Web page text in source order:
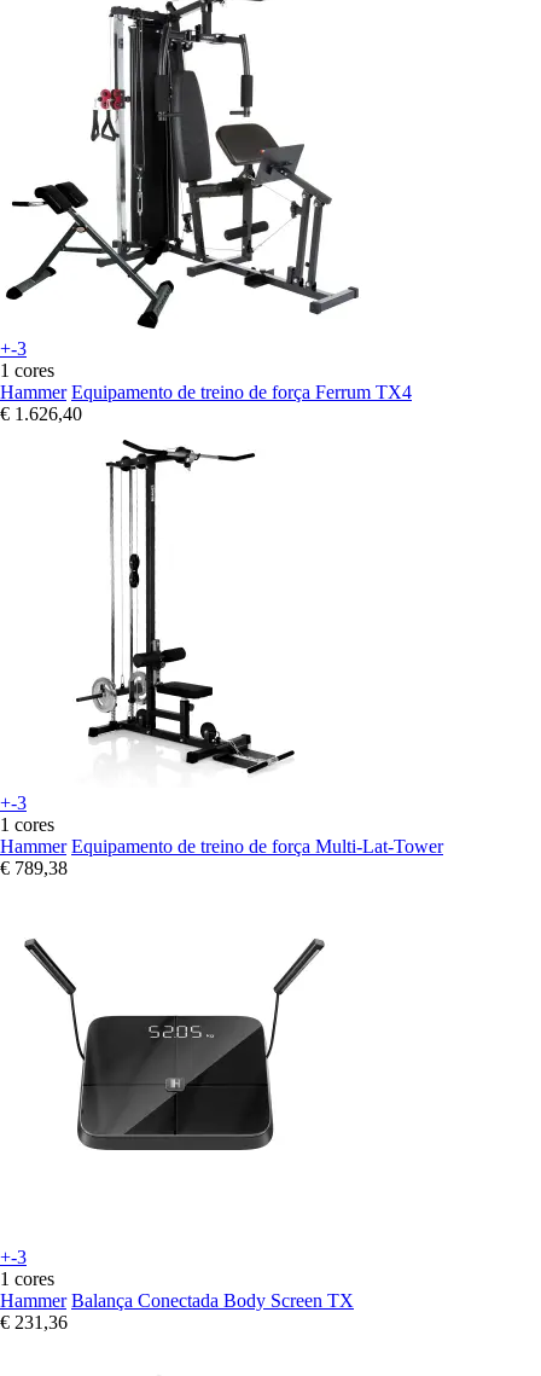
+-3
1 cores
Hammer Equipamento de treino de força Ferrum TX4
€ 1.626,40
+-3
1 cores
Hammer Equipamento de treino de força Multi-Lat-Tower
€ 789,38
+-3
1 cores
Hammer Balança Conectada Body Screen TX
€ 231,36